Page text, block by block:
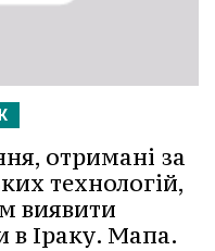
отримані за
технологій,
виявити
в Іраку. Мапа.